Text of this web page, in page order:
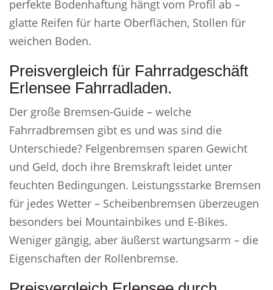
perfekte Bodenhaftung hängt vom Profil ab –
glatte Reifen für harte Oberflächen, Stollen für
weichen Boden.
Preisvergleich für Fahrradgeschäft
Erlensee Fahrradladen.
Der große Bremsen-Guide – welche
Fahrradbremsen gibt es und was sind die
Unterschiede? Felgenbremsen sparen Gewicht
und Geld, doch ihre Bremskraft leidet unter
feuchten Bedingungen. Leistungsstarke Bremsen
für jedes Wetter – Scheibenbremsen überzeugen
besonders bei Mountainbikes und E-Bikes.
Weniger gängig, aber äußerst wartungsarm – die
Eigenschaften der Rollenbremse.